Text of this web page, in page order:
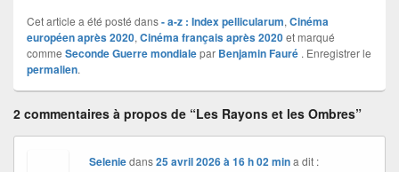
Cet article a été posté dans- a-z : Index pellicularum, Cinéma
européen après 2020, Cinéma français après 2020et marqué
comme Seconde Guerre mondialepar Benjamin Fauré . Enregistrer le
permalien.
2 commentaires à propos de “Les Rayons et les Ombres”
Seleniedans25 avril 2026 à 16 h 02 min a dit :